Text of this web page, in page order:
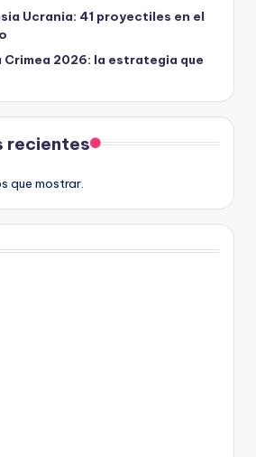
Ucrania: 41 proyectiles en el
2026: la estrategia que
recientes
que mostrar.